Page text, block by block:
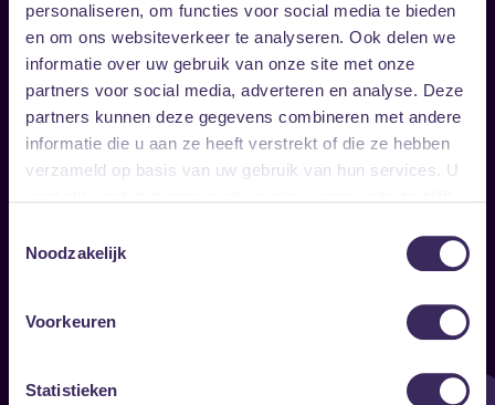
personaliseren, om functies voor social media te bieden
en om ons websiteverkeer te analyseren. Ook delen we
informatie over uw gebruik van onze site met onze
partners voor social media, adverteren en analyse. Deze
partners kunnen deze gegevens combineren met andere
informatie die u aan ze heeft verstrekt of die ze hebben
verzameld op basis van uw gebruik van hun services. U
Noodzakelijk
Voorkeuren
Statistieken
Sitemap
Home
Vrijwilligers
Verhuur
Disclaimer
Toegankelijkheid
Privacy & cookies
Follow
Onze nieuwsbrief ontvangen?